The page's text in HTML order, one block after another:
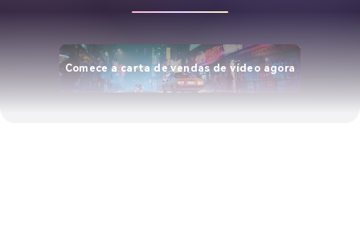
Comece a carta de vendas de vídeo agora